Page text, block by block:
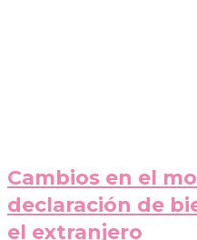
Cambios en el
declaración de
el extranjero